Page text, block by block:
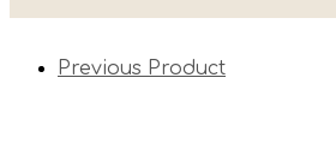
Previous Product